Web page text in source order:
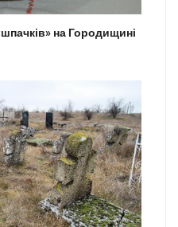
на Городищині